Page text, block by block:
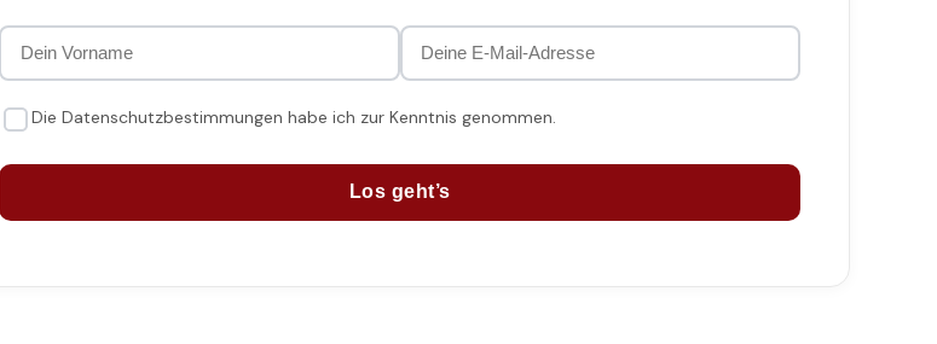
Die Datenschutzbestimmungen habe ich zur Kenntnis genommen.
Los geht’s